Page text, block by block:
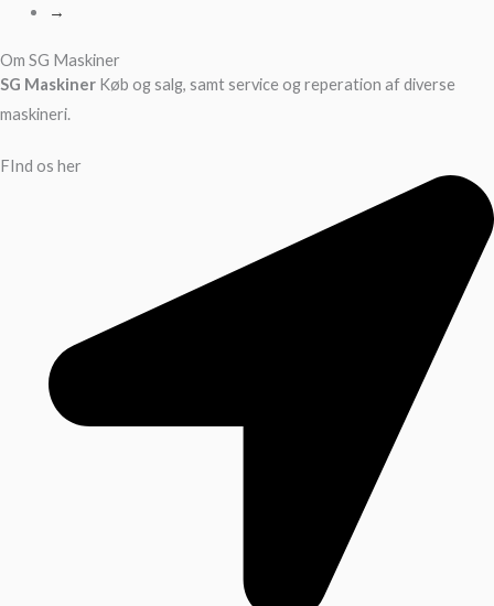
→
Om SG Maskiner
SG Maskiner Køb og salg, samt service og reperation af diverse
maskineri.
FInd os her